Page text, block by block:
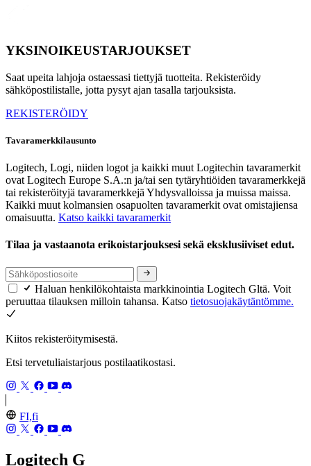
YKSINOIKEUSTARJOUKSET
Saat upeita lahjoja ostaessasi tiettyjä tuotteita. Rekisteröidy
sähköpostilistalle, jotta pysyt ajan tasalla tarjouksista.
REKISTERÖIDY
Tavaramerkkilausunto
Logitech, Logi, niiden logot ja kaikki muut Logitechin tavaramerkit
ovat Logitech Europe S.A.:n ja/tai sen tytäryhtiöiden tavaramerkkejä
tai rekisteröityjä tavaramerkkejä Yhdysvalloissa ja muissa maissa.
Kaikki muut kolmansien osapuolten tavaramerkit ovat omistajiensa
omaisuutta. Katso kaikki tavaramerkit
Tilaa ja vastaanota erikoistarjouksesi sekä eksklusiiviset edut.
Haluan henkilökohtaista markkinointia Logitech Gltä. Voit
peruuttaa tilauksen milloin tahansa. Katso tietosuojakäytäntömme.
Kiitos rekisteröitymisestä.
Etsi tervetuliaistarjous postilaatikostasi.
FI,fi
Logitech G